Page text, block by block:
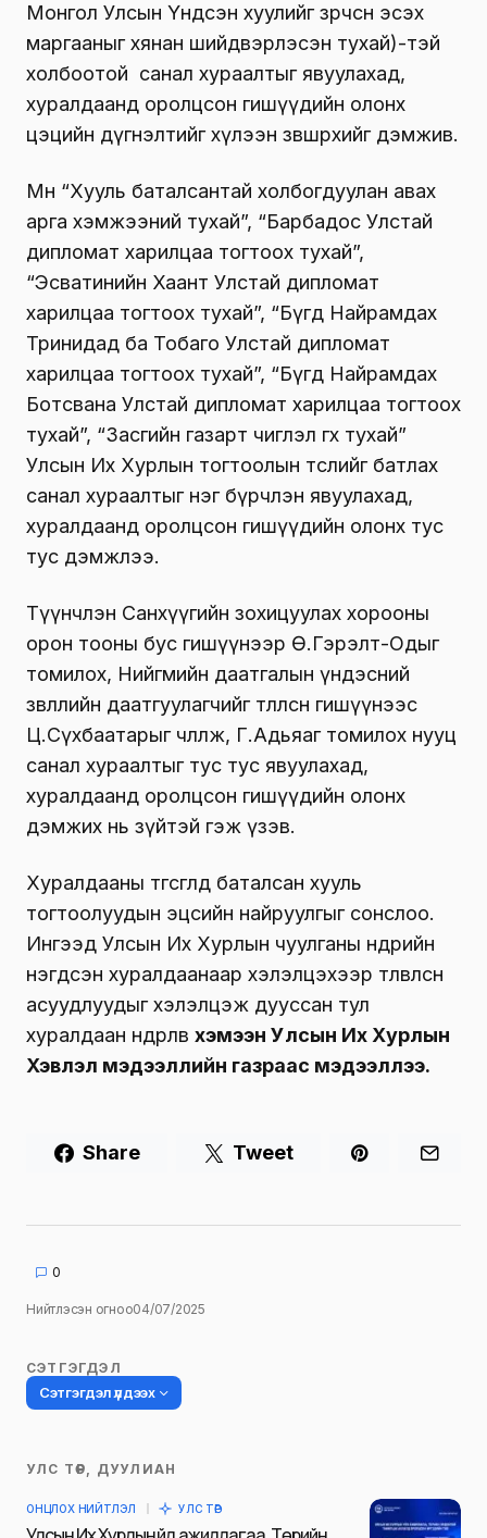
Монгол Улсын Үндсэн хуулийг зөрчсөн эсэх
маргааныг хянан шийдвэрлэсэн тухай)-тэй
холбоотой санал хураалтыг явуулахад,
хуралдаанд оролцсон гишүүдийн олонх
цэцийн дүгнэлтийг хүлээн зөвшөөрөхийг дэмжив.
Мөн “Хууль баталсантай холбогдуулан авах
арга хэмжээний тухай”, “Барбадос Улстай
дипломат харилцаа тогтоох тухай”,
“Эсватинийн Хаант Улстай дипломат
харилцаа тогтоох тухай”, “Бүгд Найрамдах
Тринидад ба Тобаго Улстай дипломат
харилцаа тогтоох тухай”, “Бүгд Найрамдах
Ботсвана Улстай дипломат харилцаа тогтоох
тухай”, “Засгийн газарт чиглэл өгөх тухай”
Улсын Их Хурлын тогтоолын төслийг батлах
санал хураалтыг нэг бүрчлэн явуулахад,
хуралдаанд оролцсон гишүүдийн олонх тус
тус дэмжлээ.
Түүнчлэн Санхүүгийн зохицуулах хорооны
орон тооны бус гишүүнээр Ө.Гэрэлт-Одыг
томилох, Нийгмийн даатгалын үндэсний
зөвлөлийн даатгуулагчийг төлөөлсөн гишүүнээс
Ц.Сүхбаатарыг чөлөөлж, Г.Адьяаг томилох нууц
санал хураалтыг тус тус явуулахад,
хуралдаанд оролцсон гишүүдийн олонх
дэмжих нь зүйтэй гэж үзэв.
Хуралдааны төгсгөлд баталсан хууль
тогтоолуудын эцсийн найруулгыг сонслоо.
Ингээд Улсын Их Хурлын чуулганы өнөөдрийн
нэгдсэн хуралдаанаар хэлэлцэхээр төлөвлөсөн
асуудлуудыг хэлэлцэж дууссан тул
хуралдаан өндөрлөв хэмээн Улсын Их Хурлын
Хэвлэл мэдээллийн газраас мэдээллээ.
Share Tweet
0
Нийтлэсэн огноо04/07/2025
СЭТГЭГДЭЛ
Сэтгэгдэл үлдээх
Таны имэйл хаягийг нийтлэхгүй.
УЛС ТӨР, ДУУЛИАН
ОНЦЛОХ НИЙТЛЭЛ УЛС ТӨР